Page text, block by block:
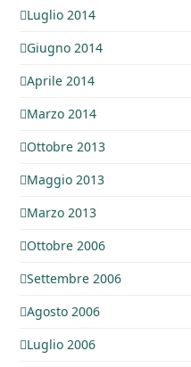
Luglio 2014
Giugno 2014
Aprile 2014
Marzo 2014
Ottobre 2013
Maggio 2013
Marzo 2013
Ottobre 2006
Settembre 2006
Agosto 2006
Luglio 2006